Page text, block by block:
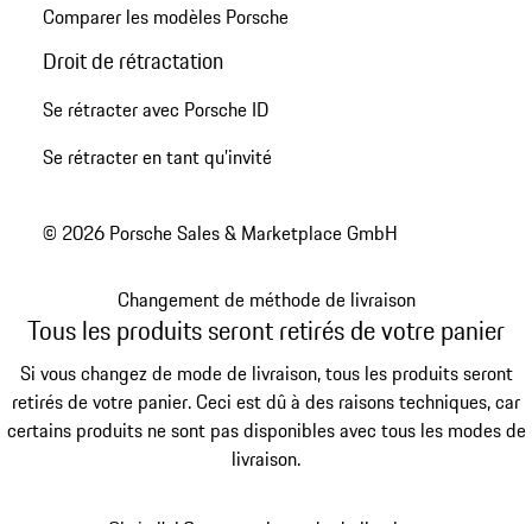
Comparer les modèles Porsche
Droit de rétractation
Se rétracter avec Porsche ID
Se rétracter en tant qu’invité
© 2026 Porsche Sales & Marketplace GmbH
Changement de méthode de livraison
Tous les produits seront retirés de votre panier
Si vous changez de mode de livraison, tous les produits seront
retirés de votre panier. Ceci est dû à des raisons techniques, car
certains produits ne sont pas disponibles avec tous les modes de
livraison.